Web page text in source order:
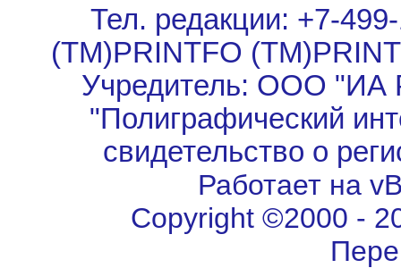
Тел. редакции: +7-
(TM)PRINTFO
Учредитель: ООО "ИА
"Полиграфический
свидетельство о
Работает на
Copyright ©2000 -